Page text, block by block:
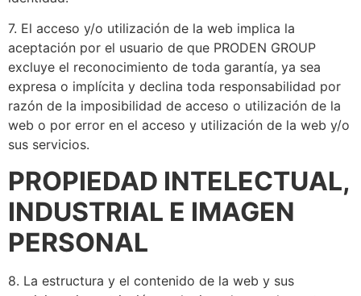
7. El acceso y/o utilización de la web implica la
aceptación por el usuario de que PRODEN GROUP
excluye el reconocimiento de toda garantía, ya sea
expresa o implícita y declina toda responsabilidad por
razón de la imposibilidad de acceso o utilización de la
web o por error en el acceso y utilización de la web y/o
sus servicios.
PROPIEDAD INTELECTUAL,
INDUSTRIAL E IMAGEN
PERSONAL
8. La estructura y el contenido de la web y sus